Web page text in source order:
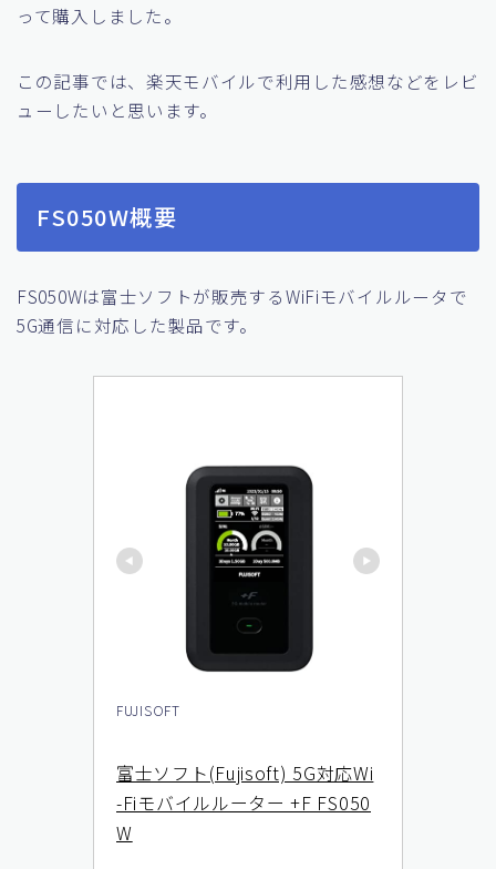
って購入しました。
この記事では、楽天モバイルで利用した感想などをレビ
ューしたいと思います。
FS050W概要
FS050Wは富士ソフトが販売するWiFiモバイルルータで
5G通信に対応した製品です。
FUJISOFT
富士ソフト(Fujisoft) 5G対応Wi
-Fiモバイルルーター +F FS050
W